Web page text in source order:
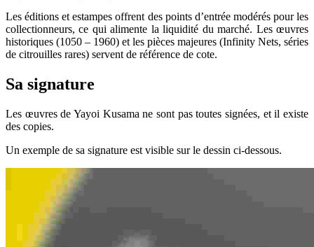
Les éditions et estampes offrent des points d’entrée modérés pour les
collectionneurs, ce qui alimente la liquidité du marché. Les œuvres
historiques (1050 – 1960) et les pièces majeures (Infinity Nets, séries
de citrouilles rares) servent de référence de cote.
Sa signature
Les œuvres de Yayoi Kusama ne sont pas toutes signées, et il existe
des copies.
Un exemple de sa signature est visible sur le dessin ci-dessous.